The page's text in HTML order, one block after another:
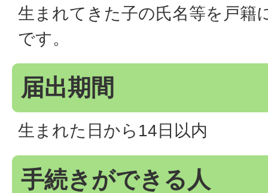
生まれてきた子の氏名等を戸籍
です。
届出期間
生まれた日から14日以内
手続きができる人